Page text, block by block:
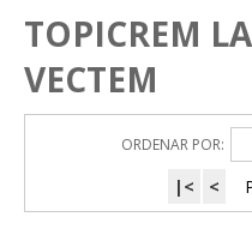
TOPICREM
VECTEM
ORDENAR POR:
|< <